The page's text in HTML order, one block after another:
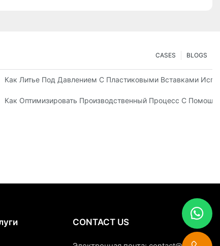
BLOGS
CASES
В Создании Прочных Деталей Из Нескольких Материалов
Как Литье Под Давлением С Пластиковыми Вставками
Выбор Для Товаров Длительного Пользования
Как Оптимизировать Производственный Процесс С
CONTACT US